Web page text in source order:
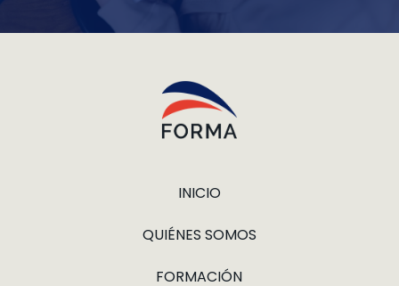
INICIO
QUIÉNES SOMOS
FORMACIÓN